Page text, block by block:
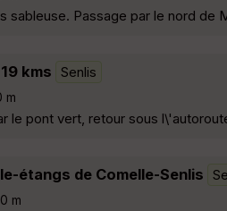
sableuse. Passage par le nord
kms Senlis
m
le pont vert, retour sous
étangs de Comelle-Senlis
m